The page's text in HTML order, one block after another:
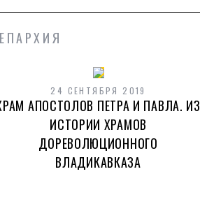
24 СЕНТЯБРЯ 2019
АПОСТОЛОВ ПЕТРА И ПАВЛА. ИЗ
ИСТОРИИ ХРАМОВ
ДОРЕВОЛЮЦИОННОГО
ВЛАДИКАВКАЗА